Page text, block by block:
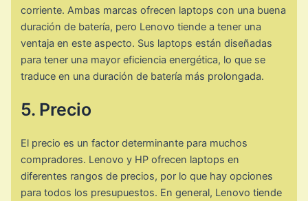
corriente. Ambas marcas ofrecen laptops con una buena
duración de batería, pero Lenovo tiende a tener una
ventaja en este aspecto. Sus laptops están diseñadas
para tener una mayor eficiencia energética, lo que se
traduce en una duración de batería más prolongada.
5. Precio
El precio es un factor determinante para muchos
compradores. Lenovo y HP ofrecen laptops en
diferentes rangos de precios, por lo que hay opciones
para todos los presupuestos. En general, Lenovo tiende